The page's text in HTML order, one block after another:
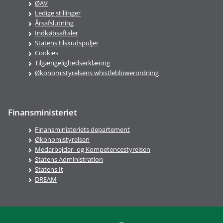
ØAV
Ledige stillinger
Årsafslutning
Indkøbsaftaler
Statens tilskudspuljer
Cookies
Tilgængelighedserklæring
Økonomistyrelsens whistleblowerordning
Finansministeriet
Finansministeriets departement
Økonomistyrelsen
Medarbejder- og Kompetencestyrelsen
Statens Administration
Statens It
DREAM